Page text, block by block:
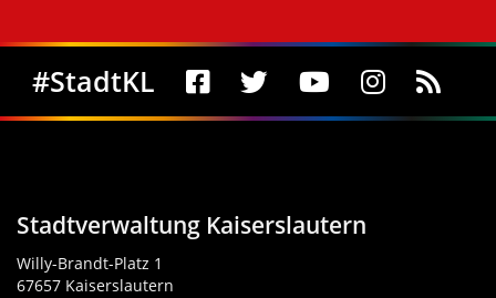
Social Media
#StadtKL
Stadtverwaltung Kaiserslautern
Willy-Brandt-Platz 1
67657 Kaiserslautern